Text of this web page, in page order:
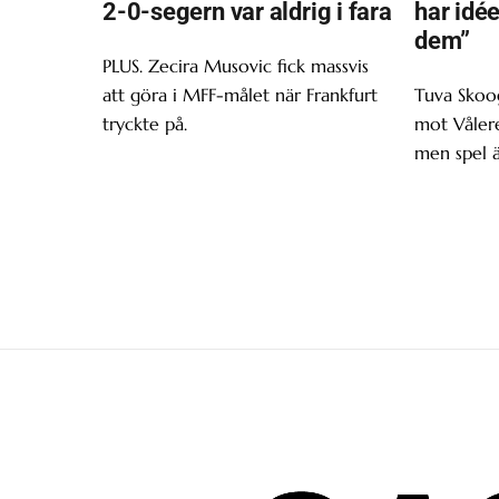
2-0-segern var aldrig i fara
PLUS. Zecira Musovic fick massvis
att göra i MFF-målet när Frankfurt
tryckte på.
har
dem”
Tuva
mot
men spel